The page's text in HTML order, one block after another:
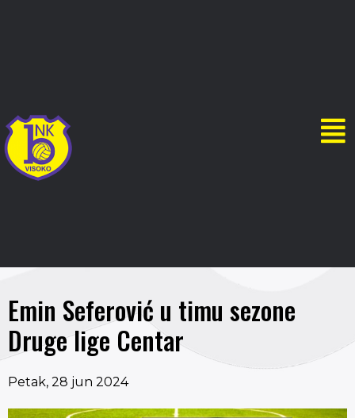
Emin Seferović u timu sezone
Druge lige Centar
Petak, 28 jun 2024